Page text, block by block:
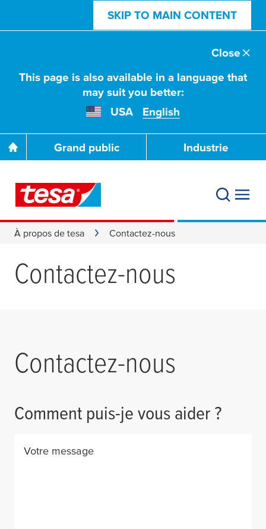
SKIP TO MAIN CONTENT
This page is also available in a language that
may suit you better:
USA
English
Close
Grand public Industrie
À propos de tesa Contactez-nous
Contactez-nous
Contactez-nous
Comment puis-je vous aider ?
Votre message